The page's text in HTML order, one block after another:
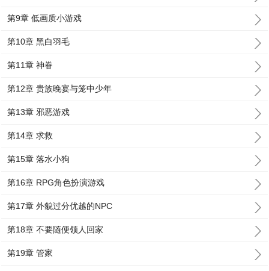
第9章 低画质小游戏
第10章 黑白羽毛
第11章 神眷
第12章 贵族晚宴与笼中少年
第13章 邪恶游戏
第14章 求救
第15章 落水小狗
第16章 RPG角色扮演游戏
第17章 外貌过分优越的NPC
第18章 不要随便领人回家
第19章 管家